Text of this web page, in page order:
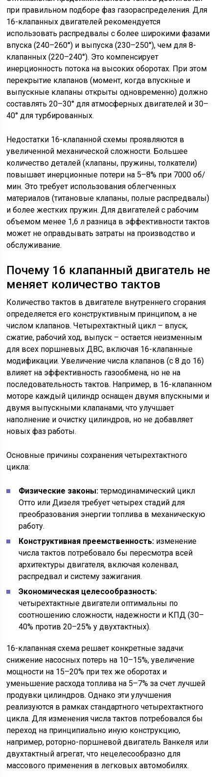
при правильном подборе фаз газораспределения. Для
16-клапанных двигателей рекомендуется
использовать распредвалы с более широкими фазами
впуска (240–260°) и выпуска (230–250°), чем для 8-
клапанных (220–240°). Это компенсирует
инерционность потока на высоких оборотах. При этом
перекрытие клапанов (момент, когда впускные и
выпускные клапаны открыты одновременно) должно
составлять 20–30° для атмосферных двигателей и 30–
40° для турбированных.
Недостатки 16-клапанной схемы проявляются в
увеличенной механической сложности. Большее
количество деталей (клапаны, пружины, толкатели)
повышает инерционные потери на 5–8% при 7000 об/
мин. Это требует использования облегченных
материалов (титановые клапаны, полые распредвалы)
и более жестких пружин. Для двигателей с рабочим
объемом менее 1,6 л разница в эффективности тактов
может не оправдывать затраты на производство и
обслуживание.
Почему 16 клапанный двигатель не
меняет количество тактов
Количество тактов в двигателе внутреннего сгорания
определяется его конструктивным принципом, а не
числом клапанов. Четырехтактный цикл – впуск,
сжатие, рабочий ход, выпуск – остается неизменным
для всех поршневых ДВС, включая 16-клапанные
модификации. Увеличение числа клапанов (с 8 до 16)
влияет на эффективность газообмена, но не на
последовательность тактов. Например, в 16-клапанном
моторе каждый цилиндр оснащен двумя впускными и
двумя выпускными клапанами, что улучшает
наполнение и очистку цилиндров, но не добавляет
новых фаз работы.
Основные причины сохранения четырехтактного
цикла:
Физические законы:термодинамический цикл
Отто или Дизеля требует четырех стадий для
преобразования энергии топлива в механическую
работу.
Конструктивная преемственность: изменение
числа тактов потребовало бы пересмотра всей
архитектуры двигателя, включая коленвал,
распредвал и систему зажигания.
Экономическая целесообразность:
четырехтактные двигатели оптимальны по
соотношению сложности, надежности и КПД (30–
40% против 20–25% у двухтактных).
16-клапанная схема решает конкретные задачи:
снижение насосных потерь на 10–15%, увеличение
мощности на 15–20% при тех же оборотах и
уменьшение расхода топлива на 5–7% за счет лучшей
продувки цилиндров. Однако эти улучшения
реализуются в рамках стандартного четырехтактного
цикла. Для изменения числа тактов потребовался бы
переход на принципиально иную конструкцию,
например, роторно-поршневой двигатель Ванкеля или
двухтактный агрегат, что нецелесообразно для
массового применения в легковых автомобилях.